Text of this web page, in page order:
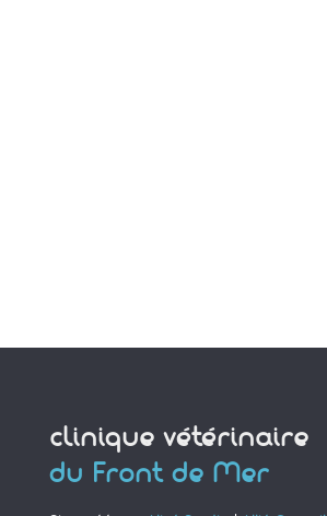
clinique vétérinaire
du Front de Mer